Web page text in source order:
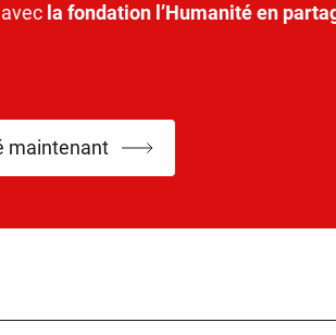
la fondation l’Humanité en
maintenant